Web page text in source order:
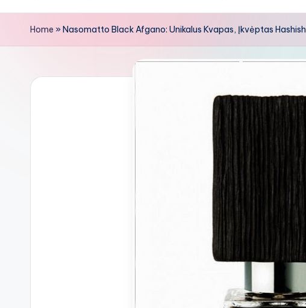
Home »Nasomatto Black Afgano: Unikalus Kvapas, Įkvėptas Hashish